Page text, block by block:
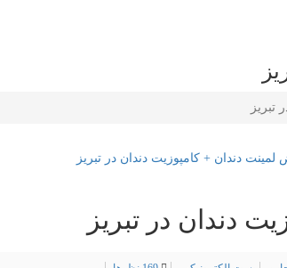
تبریز
دندان در تبریز